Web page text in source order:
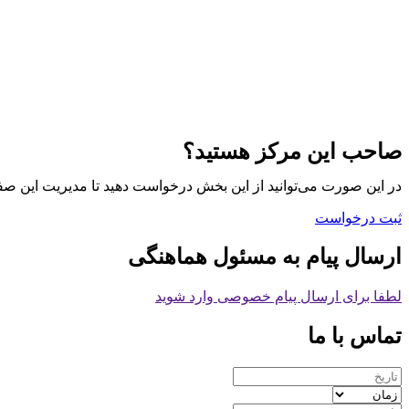
صاحب این مرکز هستید؟
در این صورت می‌توانید از این بخش درخواست دهید تا مدیریت این
ثبت درخواست
ارسال پیام به مسئول هماهنگی
لطفا برای ارسال پیام خصوصی وارد شوید
تماس با ما